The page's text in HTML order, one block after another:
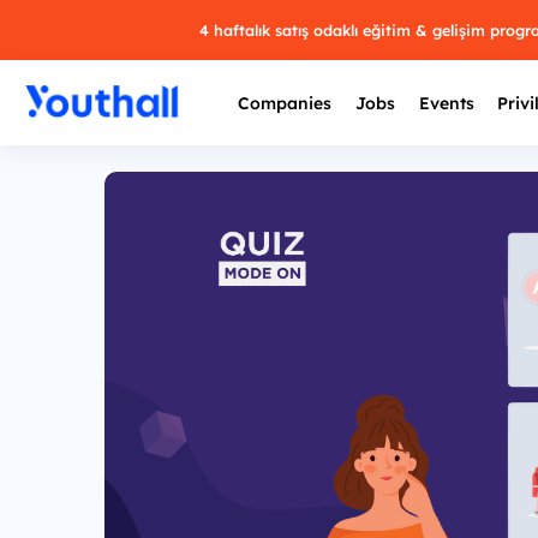
4 haftalık satış odaklı eğitim & gelişim
Companies Jobs Events